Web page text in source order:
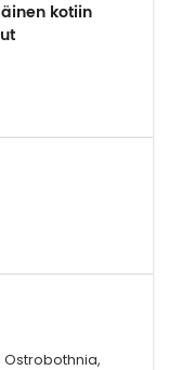
kotiin
Ostrobothnia,